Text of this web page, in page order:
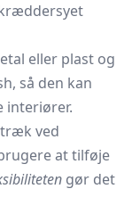
eller plast og
så den kan
interiører.
ved
at tilføje
gør det